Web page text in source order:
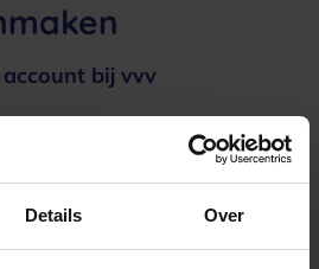
Details Over
bij vvv
registreren